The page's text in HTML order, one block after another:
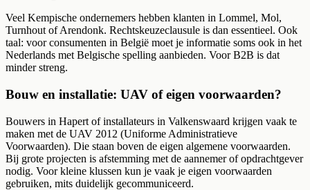
Veel Kempische ondernemers hebben klanten in Lommel, Mol,
Turnhout of Arendonk. Rechtskeuzeclausule is dan essentieel. Ook
taal: voor consumenten in België moet je informatie soms ook in het
Nederlands met Belgische spelling aanbieden. Voor B2B is dat
minder streng.
Bouw en installatie: UAV of eigen voorwaarden?
Bouwers in Hapert of installateurs in Valkenswaard krijgen vaak te
maken met de UAV 2012 (Uniforme Administratieve
Voorwaarden). Die staan boven de eigen algemene voorwaarden.
Bij grote projecten is afstemming met de aannemer of opdrachtgever
nodig. Voor kleine klussen kun je vaak je eigen voorwaarden
gebruiken, mits duidelijk gecommuniceerd.